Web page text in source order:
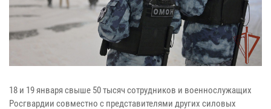
18 и 19 января свыше 50 тысяч сотрудников и военнослужащих
Росгвардии совместно с представителями других силовых